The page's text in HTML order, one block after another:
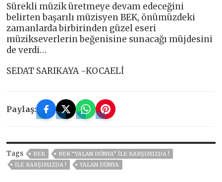
Sürekli müzik üretmeye devam edeceğini
belirten başarılı müzisyen BEK, önümüzdeki
zamanlarda birbirinden güzel eseri
müzikseverlerin beğenisine sunacağı müjdesini
de verdi…
SEDAT SARIKAYA -KOCAELİ
Paylaş:
Tags BEK
BEK “YALAN DÜNYA” ILE KARŞIMIZDA !
ILE KARŞIMIZDA !
YALAN DÜNYA